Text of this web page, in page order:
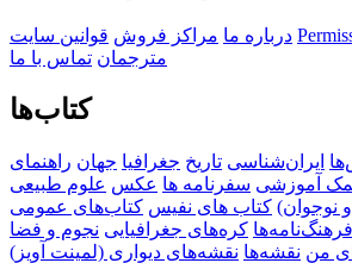
درباره ما مراکز فروش قوانین سایت
مترجمان تماس با ما
کتاب‌ها
ایران‌شناسی تاریخ جغرافیا جهان راهنمای
آموزشی سفرنامه‌ ها عکس علوم طبیعی
نوجوان) کتاب های نفیس کتاب‌های عمومی
کره‌های جغرافیایی نجوم و فضا
من نقشه‌ها نقشه‌های دیواری (لمینت آویز)